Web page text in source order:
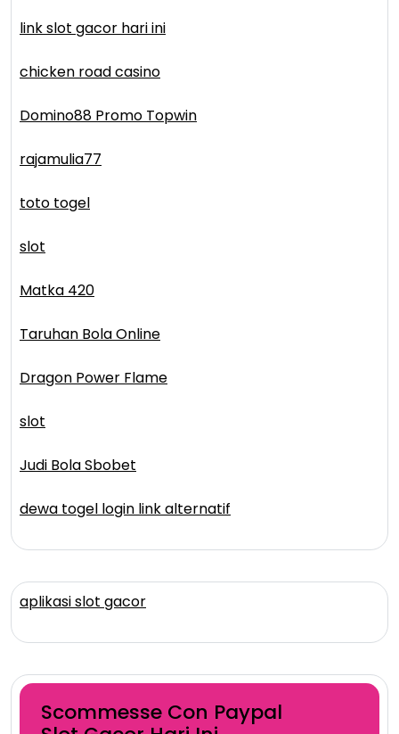
link slot gacor hari ini
chicken road casino
Domino88 Promo Topwin
rajamulia77
toto togel
slot
Matka 420
Taruhan Bola Online
Dragon Power Flame
slot
Judi Bola Sbobet
dewa togel login link alternatif
aplikasi slot gacor
Scommesse Con Paypal